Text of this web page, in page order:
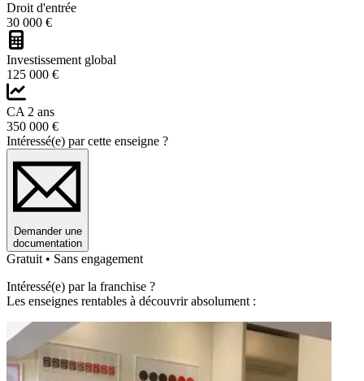
Droit d'entrée
30 000 €
Investissement global
125 000 €
CA 2 ans
350 000 €
Intéressé(e) par cette enseigne ?
Demander une
documentation
Gratuit • Sans engagement
Intéressé(e) par la franchise ?
Les enseignes rentables à découvrir absolument :